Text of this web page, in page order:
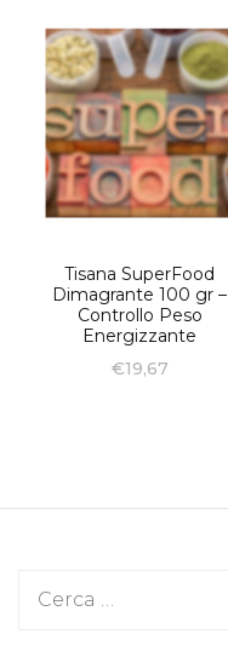
Tisana SuperFood
Dimagrante 100 gr –
Controllo Peso
Energizzante
€19,67
Ricerca